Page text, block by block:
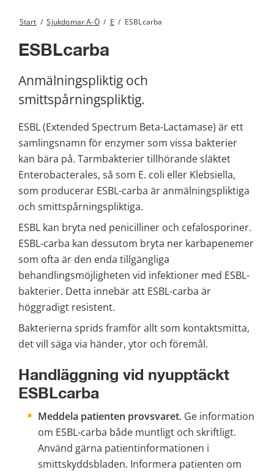
Start / Sjukdomar A-Ö / E / ESBLcarba
ESBLcarba
Anmälningspliktig och
smittspårningspliktig.
ESBL (Extended Spectrum Beta-Lactamase) är ett
samlingsnamn för enzymer som vissa bakterier
kan bära på. Tarmbakterier tillhörande släktet
Enterobacterales, så som E. coli eller Klebsiella,
som producerar ESBL-carba är anmälningspliktiga
och smittspårningspliktiga.
ESBL kan bryta ned penicilliner och cefalosporiner.
ESBL-carba kan dessutom bryta ner karbapenemer
som ofta är den enda tillgängliga
behandlingsmöjligheten vid infektioner med ESBL-
bakterier. Detta innebär att ESBL-carba är
höggradigt resistent.
Bakterierna sprids framför allt som kontaktsmitta,
det vill säga via händer, ytor och föremål.
Handläggning vid nyupptäckt
ESBLcarba
Meddela patienten provsvaret. Ge information
om ESBL-carba både muntligt och skriftligt.
Använd gärna patientinformationen i
smittskyddsbladen. Informera patienten om